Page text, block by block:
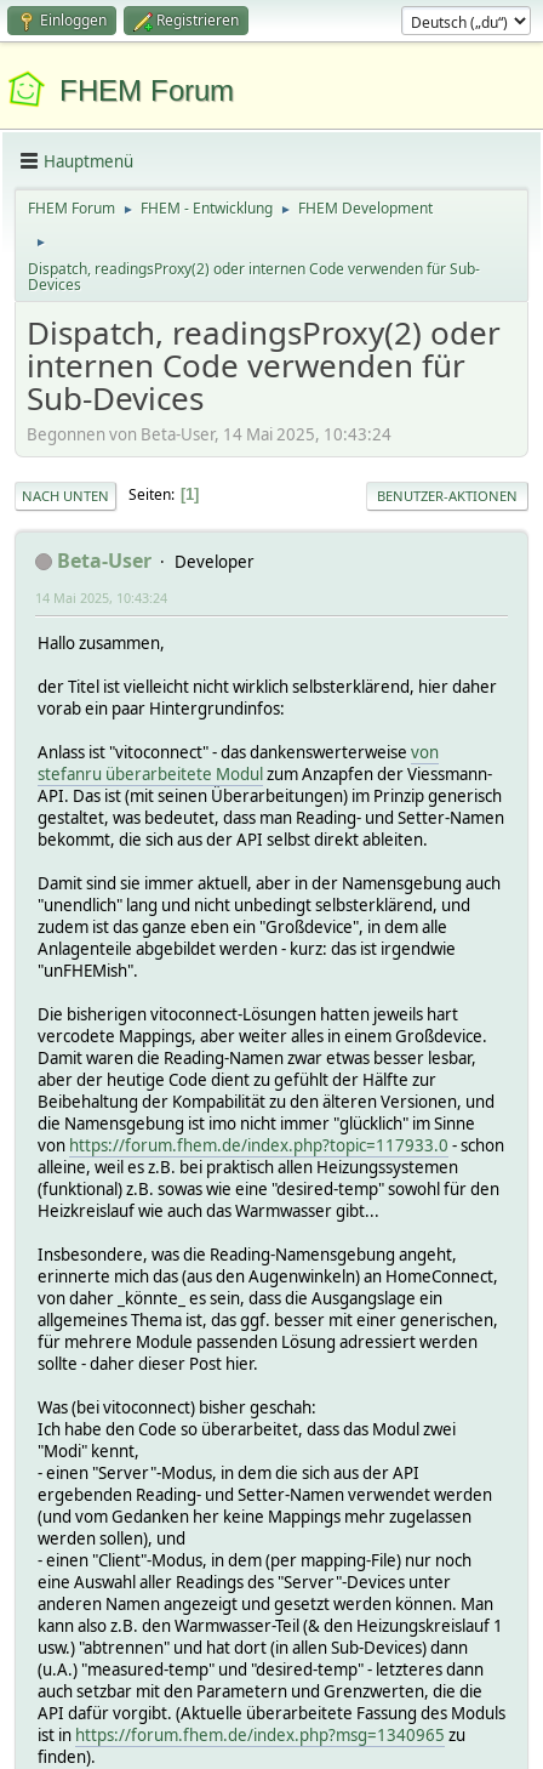
Einloggen Registrieren
FHEM Forum
Hauptmenü
FHEM Forum ► FHEM - Entwicklung ► FHEM Development
►
Dispatch, readingsProxy(2) oder internen Code verwenden für Sub-
Devices
Dispatch, readingsProxy(2) oder
internen Code verwenden für
Sub-Devices
Begonnen von Beta-User, 14 Mai 2025, 10:43:24
NACH UNTEN Seiten 1 BENUTZER-AKTIONEN
Beta-User Developer
14 Mai 2025, 10:43:24
Hallo zusammen,
der Titel ist vielleicht nicht wirklich selbsterklärend, hier daher
vorab ein paar Hintergrundinfos:
Anlass ist "vitoconnect" - das dankenswerterweise von
stefanru überarbeitete Modulzum Anzapfen der Viessmann-
API. Das ist (mit seinen Überarbeitungen) im Prinzip generisch
gestaltet, was bedeutet, dass man Reading- und Setter-Namen
bekommt, die sich aus der API selbst direkt ableiten.
Damit sind sie immer aktuell, aber in der Namensgebung auch
"unendlich" lang und nicht unbedingt selbsterklärend, und
zudem ist das ganze eben ein "Großdevice", in dem alle
Anlagenteile abgebildet werden - kurz: das ist irgendwie
"unFHEMish".
Die bisherigen vitoconnect-Lösungen hatten jeweils hart
vercodete Mappings, aber weiter alles in einem Großdevice.
Damit waren die Reading-Namen zwar etwas besser lesbar,
aber der heutige Code dient zu gefühlt der Hälfte zur
Beibehaltung der Kompabilität zu den älteren Versionen, und
die Namensgebung ist imo nicht immer "glücklich" im Sinne
von https://forum.fhem.de/index.php?topic=117933.0 - schon
alleine, weil es z.B. bei praktisch allen Heizungssystemen
(funktional) z.B. sowas wie eine "desired-temp" sowohl für den
Heizkreislauf wie auch das Warmwasser gibt...
Insbesondere, was die Reading-Namensgebung angeht,
erinnerte mich das (aus den Augenwinkeln) an HomeConnect,
von daher _könnte_ es sein, dass die Ausgangslage ein
allgemeines Thema ist, das ggf. besser mit einer generischen,
für mehrere Module passenden Lösung adressiert werden
sollte - daher dieser Post hier.
Was (bei vitoconnect) bisher geschah:
Ich habe den Code so überarbeitet, dass das Modul zwei
"Modi" kennt,
- einen "Server"-Modus, in dem die sich aus der API
ergebenden Reading- und Setter-Namen verwendet werden
(und vom Gedanken her keine Mappings mehr zugelassen
werden sollen), und
- einen "Client"-Modus, in dem (per mapping-File) nur noch
eine Auswahl aller Readings des "Server"-Devices unter
anderen Namen angezeigt und gesetzt werden können. Man
kann also z.B. den Warmwasser-Teil (& den Heizungskreislauf 1
usw.) "abtrennen" und hat dort (in allen Sub-Devices) dann
(u.A.) "measured-temp" und "desired-temp" - letzteres dann
auch setzbar mit den Parametern und Grenzwerten, die die
API dafür vorgibt. (Aktuelle überarbeitete Fassung des Moduls
ist in https://forum.fhem.de/index.php?msg=1340965 zu
finden).